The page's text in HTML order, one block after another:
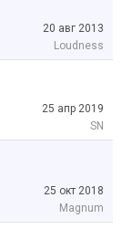
20 авг 2013
Loudness
25 апр 2019
SN
25 окт 2018
Magnum